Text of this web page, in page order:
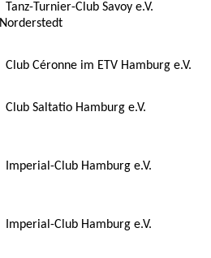
Tanz-Turnier-Club Savoy e.V.
Norderstedt
Club Céronne im ETV Hamburg e.V.
Club Saltatio Hamburg e.V.
Imperial-Club Hamburg e.V.
Imperial-Club Hamburg e.V.